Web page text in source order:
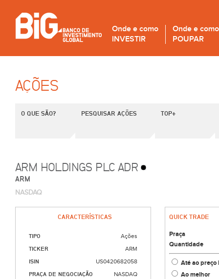
Onde e como
INVESTIR
Onde e como
POUPAR
AÇÕES
O QUE SÃO? PESQUISAR AÇÕES TOP+
ARM HOLDINGS PLC ADR
ARM
NASDAQ
CARACTERÍSTICAS
TIPO Ações
TICKER ARM
ISIN US0420682058
PRAÇA DE NEGOCIAÇÃO NASDAQ
QUICK TRADE
Praça
Quantidade
Até ao
Ao melhor